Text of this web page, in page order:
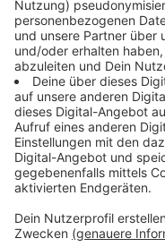
Organisationen,
Institutionen
Stadtverwaltung.
Freiwilligenagentur
etwas Passgenaues
persönlichen
mögliche
Beratung.
Die
Dienstags im